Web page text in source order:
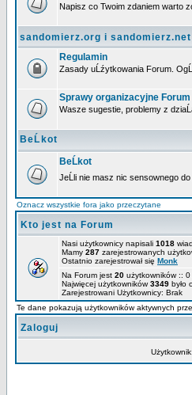
Napisz co Twoim zdaniem warto
sandomierz.org i sandomierz.net
Regulamin
Zasady uĹźytkowania Forum.
Sprawy organizacyjne Forum
Wasze sugestie, problemy z
BeĹkot
BeĹkot
JeĹli nie masz nic sensownego do
Oznacz wszystkie fora jako przeczytane
Kto jest na Forum
Nasi użytkownicy napisali 1018
Mamy 287 zarejestrowanych
Ostatnio zarejestrował się Monk
Na Forum jest 20 użytkowników ::
Najwięcej użytkowników3349 było
Zarejestrowani Użytkownicy: Brak
Te dane pokazują użytkowników aktywnych
Zaloguj
Użytkownik: